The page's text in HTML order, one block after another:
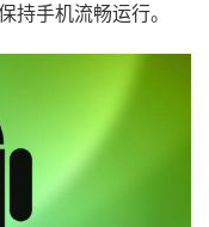
持手机流畅运行。